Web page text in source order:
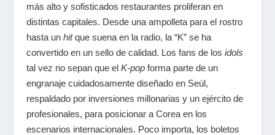
más alto y sofisticados restaurantes proliferan en
distintas capitales. Desde una ampolleta para el rostro
hasta un hitque suena en la radio, la “K” se ha
convertido en un sello de calidad. Los fans de los idols
tal vez no sepan que el K-popforma parte de un
engranaje cuidadosamente diseñado en Seúl,
respaldado por inversiones millonarias y un ejército de
profesionales, para posicionar a Corea en los
escenarios internacionales. Poco importa, los boletos